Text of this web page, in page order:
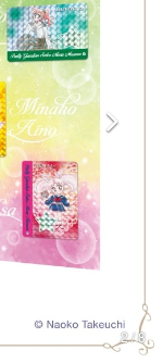
ームにまつわる言葉
ー文化史研究家・タ
2 / 8